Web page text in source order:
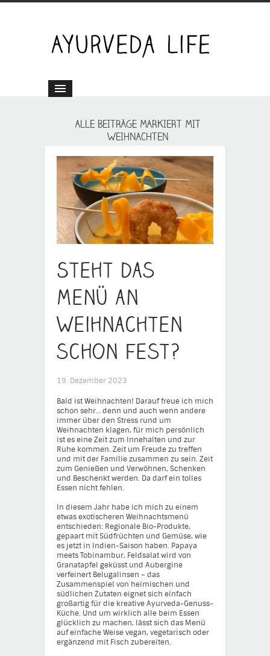
ALLE BEITRÄGE MARKIERT MIT
WEIHNACHTEN
Steht das
Menü an
Weihnachten
schon fest?
19. Dezember 2023
Bald ist Weihnachten! Darauf freue ich mich
schon sehr… denn und auch wenn andere
immer über den Stress rund um
Weihnachten klagen, für mich persönlich
ist es eine Zeit zum Innehalten und zur
Ruhe kommen. Zeit um Freude zu treffen
und mit der Familie zusammen zu sein. Zeit
zum Genießen und Verwöhnen, Schenken
und Beschenkt werden. Da darf ein tolles
Essen nicht fehlen.
In diesem Jahr habe ich mich zu einem
etwas exotischeren Weihnachtsmenü
entschieden: Regionale Bio-Produkte,
gepaart mit Südfrüchten und Gemüse, wie
es jetzt in Indien-Saison haben. Papaya
meets Tobinambur, Feldsalat wird von
Granatapfel geküsst und Aubergine
verfeinert Belugalinsen – das
Zusammenspiel von heimischen und
südlichen Zutaten eignet sich einfach
großartig für die kreative Ayurveda-Genuss-
Küche. Und um wirklich alle beim Essen
glücklich zu machen, lässt sich das Menü
auf einfache Weise vegan, vegetarisch oder
ergänzend mit Fisch zubereiten.